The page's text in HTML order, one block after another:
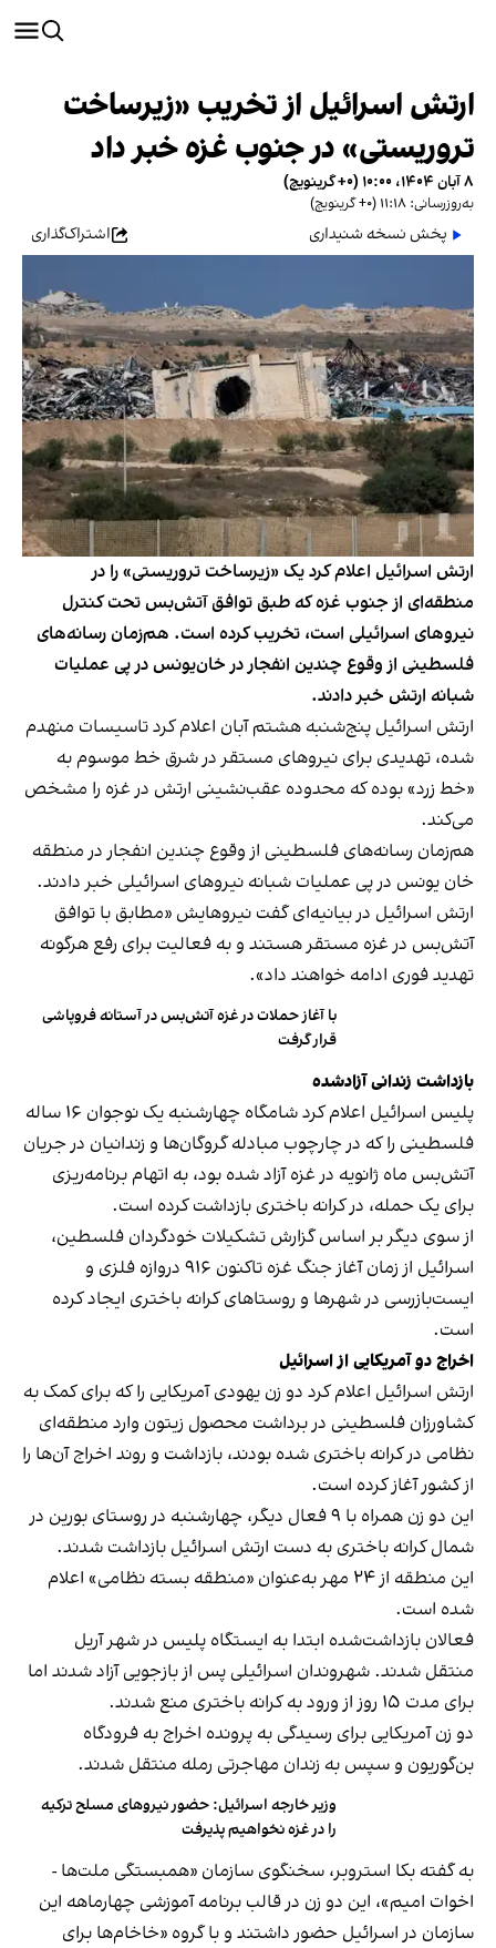
ارتش اسرائیل از تخریب «زیرساخت
تروریستی» در جنوب غزه خبر داد
۸ آبان ۱۴۰۴، ۱۰:۰۰ (‎+۰ گرینویچ)
به‌روزرسانی: ۱۱:۱۸ (‎+۰ گرینویچ)
پخش نسخه شنیداری اشتراک‌گذاری
ارتش اسرائیل اعلام کرد یک «زیرساخت تروریستی» را در
منطقه‌ای از جنوب غزه که طبق توافق آتش‌بس تحت کنترل
نیروهای اسرائیلی است، تخریب کرده است. هم‌زمان رسانه‌های
فلسطینی از وقوع چندین انفجار در خان‌یونس در پی عملیات
شبانه ارتش خبر دادند.
ارتش اسرائیل پنج‌شنبه هشتم آبان اعلام کرد تاسیسات منهدم
شده، تهدیدی برای نیروهای مستقر در شرق خط موسوم به
«خط زرد» بوده که محدوده عقب‌نشینی ارتش در غزه را مشخص
می‌کند.
هم‌زمان رسانه‌های فلسطینی از وقوع چندین انفجار در منطقه
خان یونس در پی عملیات شبانه نیروهای اسرائیلی خبر دادند.
ارتش اسرائیل در بیانیه‌ای گفت نیروهایش «مطابق با توافق
آتش‌بس در غزه مستقر هستند و به فعالیت برای رفع هرگونه
تهدید فوری ادامه خواهند داد».
با آغاز حملات در غزه آتش‌بس در آستانه فروپاشی
قرار گرفت
بازداشت زندانی آزاد‌شده
پلیس اسرائیل اعلام کرد
شامگاه چهارشنبه یک نوجوان ۱۶ ساله
فلسطینی را که در چارچوب مبادله گروگان‌ها و زندانیان در جریان
آتش‌بس ماه ژانویه در غزه آزاد شده بود، به اتهام برنامه‌ریزی
برای یک حمله، در کرانه باختری بازداشت کرده است.
از سوی دیگر بر اساس گزارش تشکیلات خودگردان فلسطین،
اسرائیل از زمان آغاز جنگ غزه تاکنون ۹۱۶ دروازه‌ فلزی و
ایست‌بازرسی در شهرها و روستاهای کرانه باختری ایجاد کرده
است.
اخراج دو آمریکایی از اسرائیل
ارتش اسرائیل اعلام کرد دو زن یهودی آمریکایی را که برای کمک به
کشاورزان فلسطینی در برداشت محصول زیتون وارد منطقه‌ای
نظامی در کرانه باختری شده بودند، بازداشت و روند اخراج آن‌ها را
از کشور آغاز کرده است.
این دو زن همراه با ۹ فعال دیگر، چهارشنبه در روستای بورین در
شمال کرانه باختری به دست ارتش اسرائیل بازداشت شدند.
این منطقه از ۲۴ مهر به‌عنوان «منطقه بسته نظامی» اعلام
شده است.
فعالان بازداشت‌شده ابتدا به ایستگاه پلیس در شهر آریل
منتقل شدند. شهروندان اسرائیلی پس از بازجویی آزاد شدند اما
برای مدت ۱۵ روز از ورود به کرانه باختری منع شدند.
دو زن آمریکایی برای رسیدگی به پرونده اخراج به فرودگاه
بن‌گوریون و سپس به زندان مهاجرتی رمله منتقل شدند.
وزیر خارجه اسرائیل: حضور نیروهای مسلح ترکیه
را در غزه نخواهیم پذیرفت
به گفته بکا استروبر، سخنگوی سازمان «همبستگی ملت‌ها -
اخوات امیم»، این دو زن در قالب برنامه آموزشی چهارماهه این
سازمان در اسرائیل حضور داشتند و با گروه «خاخام‌ها برای